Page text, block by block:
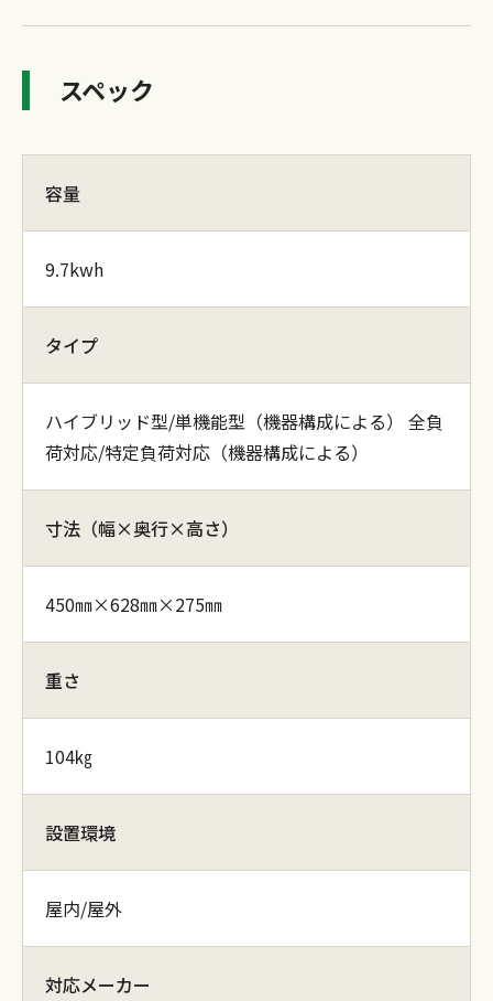
スペック
容量
9.7kwh
タイプ
ハイブリッド型/単機能型（機器構成による） 全負
荷対応/特定負荷対応（機器構成による）
寸法（幅×奥行×高さ）
450㎜×628㎜×275㎜
重さ
104㎏
設置環境
屋内/屋外
対応メーカー